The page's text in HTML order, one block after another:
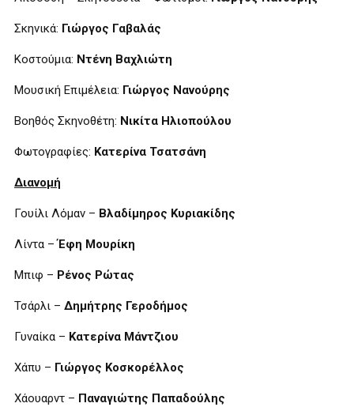
Σκηνικά: Γιώργος Γαβαλάς
Κοστούμια: Ντένη Βαχλιώτη
Μουσική Επιμέλεια: Γιώργος Νανούρης
Βοηθός Σκηνοθέτη: Νικίτα Ηλιοπούλου
Φωτογραφίες: Κατερίνα Τσατσάνη
Διανομή
Γουίλι Λόμαν – Βλαδίμηρος Κυριακίδης
Λίντα –Έφη Μουρίκη
Μπιφ – Ρένος Ρώτας
Τσάρλι – Δημήτρης Γεροδήμος
Γυναίκα – Κατερίνα Μάντζιου
Χάπυ – Γιώργος Κοσκορέλλος
Χάουαρντ – Παναγιώτης Παπαδούλης